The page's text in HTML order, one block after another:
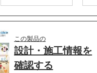
この製品の
設計・施工情報を
確認する